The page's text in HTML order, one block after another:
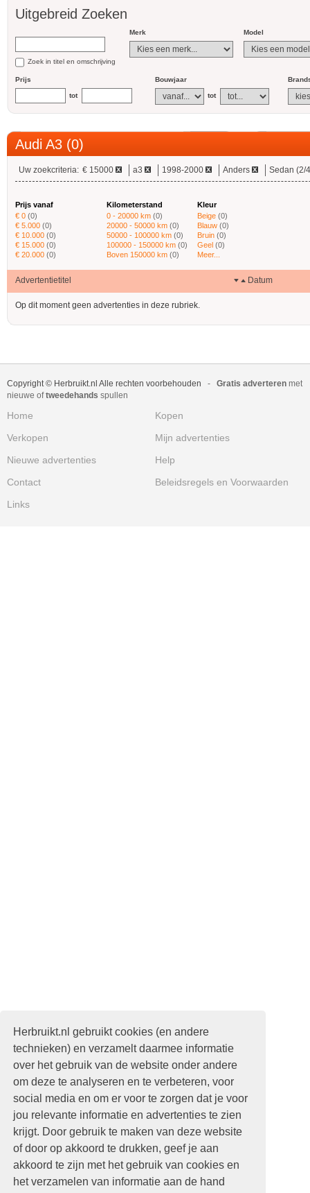
Herbruikt.nl gebruikt cookies (en andere
technieken) en verzamelt daarmee informatie
over het gebruik van de website onder andere
om deze te analyseren en te verbeteren, voor
social media en om er voor te zorgen dat je voor
jou relevante informatie en advertenties te zien
krijgt. Door gebruik te maken van deze website
of door op akkoord te drukken, geef je aan
akkoord te zijn met het gebruik van cookies en
het verzamelen van informatie aan de hand
Uitgebreid Zoeken
Zoek in titel en omschrijving
Merk Model
Prijs
tot
Bouwjaar
tot
Audi A3 (0)
Uw zoekcriteria: € 15000 a3 1998-2000 Anders Sedan (2/
Prijs vanaf
€ 0 (0)
€ 5.000 (0)
€ 10.000 (0)
€ 15.000 (0)
€ 20.000 (0)
Kilometerstand
0 - 20000 km (0)
20000 - 50000 km (0)
50000 - 100000 km (0)
100000 - 150000 km (0)
Boven 150000 km (0)
Kleur
Beige (0)
Blauw (0)
Bruin (0)
Geel (0)
Meer...
Advertentietitel Datum
Op dit moment geen advertenties in deze rubriek.
Copyright © Herbruikt.nl Alle rechten voorbehouden - Gratis adverteren met
nieuwe oftweedehands spullen
Home
Kopen
Verkopen
Mijn advertenties
Nieuwe advertenties
Help
Contact
Beleidsregels en Voorwaarden
Links